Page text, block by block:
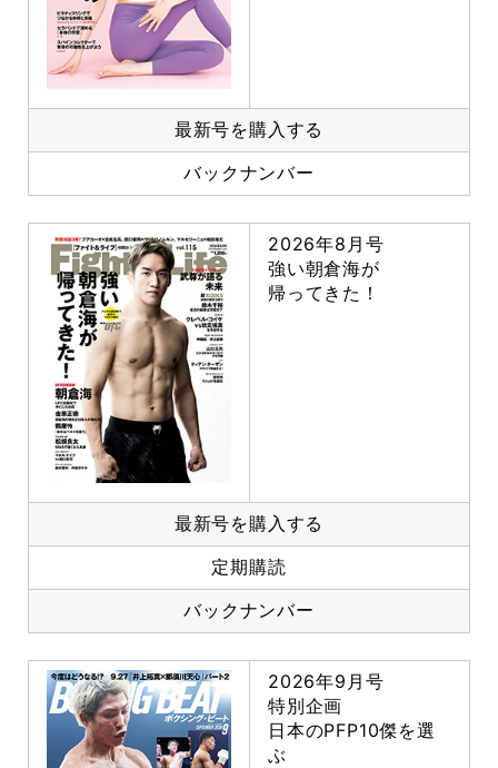
最新号を購入する
バックナンバー
2026年8月号
強い朝倉海が
帰ってきた！
最新号を購入する
定期購読
バックナンバー
2026年9月号
特別企画
日本のPFP10傑を選
ぶ